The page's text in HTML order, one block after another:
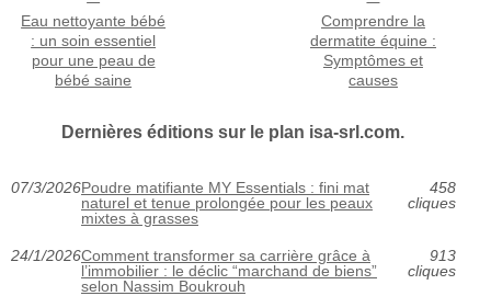
Eau nettoyante bébé
: un soin essentiel
pour une peau de
bébé saine
Comprendre la
dermatite équine :
Symptômes et
causes
Dernières éditions sur le plan isa-srl.com.
07/3/2026Poudre matifiante MY Essentials : fini mat
naturel et tenue prolongée pour les peaux
mixtes à grasses
458
cliques
24/1/2026Comment transformer sa carrière grâce à
l’immobilier : le déclic “marchand de biens”
selon Nassim Boukrouh
913
cliques